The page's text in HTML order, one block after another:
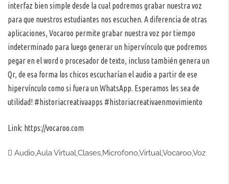
interfaz bien simple desde la cual podremos grabar nuestra voz
para que nuestros estudiantes nos escuchen. A diferencia de otras
aplicaciones, Vocaroo permite grabar nuestra voz por tiempo
indeterminado para luego generar un hipervínculo que podremos
pegar en el word o procesador de texto, incluso también genera un
Qr, de esa forma los chicos escucharían el audio a partir de ese
hipervínculo como si fuera un WhatsApp. Esperamos les sea de
utilidad! #historiacreativaapps #historiacreativaenmovimiento
Link: https://vocaroo.com
Audio,Aula Virtual,Clases,Microfono,Virtual,Vocaroo,Voz